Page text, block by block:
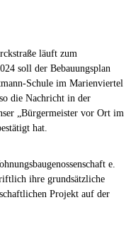
läuft zum
soll der Bebauungsplan
Schule im Marienviertel
die Nachricht in der
„Bürgermeister vor Ort im
hat.
e.
ihre grundsätzliche
Projekt auf der